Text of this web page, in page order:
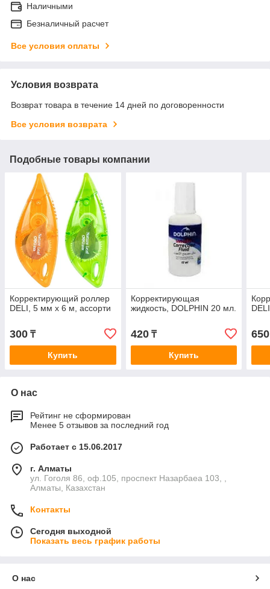
Наличными
Безналичный расчет
Все условия оплаты
Условия возврата
Возврат товара в течение 14 дней по договоренности
Все условия возврата
Подобные товары компании
Корректирующий роллер
DELI, 5 мм х 6 м, ассорти
300 ₸
Купить
Корректирующая
жидкость, DOLPHIN 20 мл.
420₸
Купить
650
О нас
Рейтинг не сформирован
Менее 5 отзывов за последний год
Работает с 15.06.2017
г. Алматы
ул. Гоголя 86, оф.105, проспект Назарбаеа 103, ,
Алматы, Казахстан
Контакты
Сегодня выходной
Показать весь график работы
О нас